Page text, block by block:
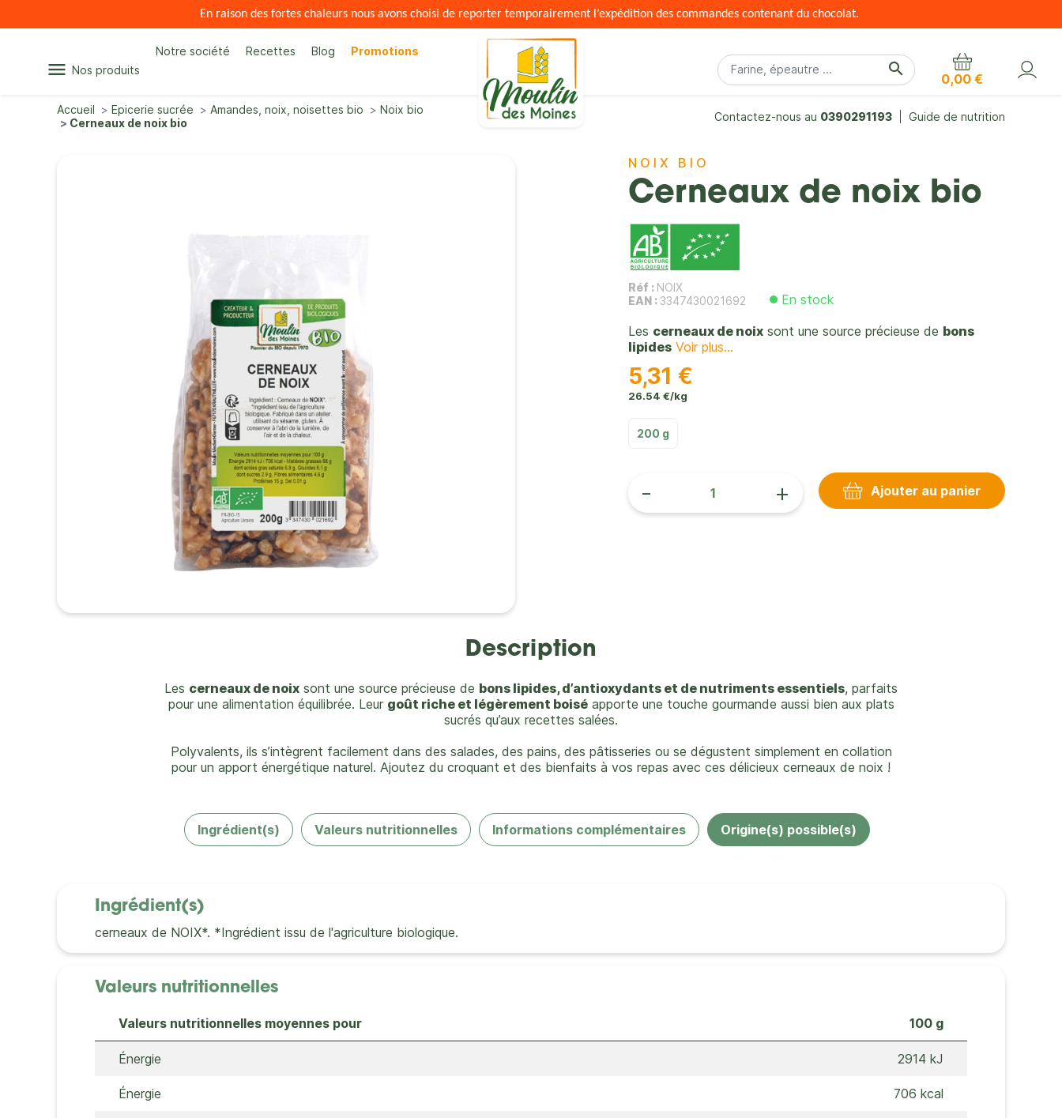
En raison des fortes chaleurs nous avons choisi de reporter temporairement l’expédition des commandes contenant du chocolat.
menu Nos produits
Notre société Recettes Blog Promotions
search
0,00 €
Accueil Epicerie sucrée Amandes, noix, noisettes bio
Noix bio
Cerneaux de noix bio
Contactez-nous au 0390291193 Guide de nutrition
NOIX BIO
Cerneaux de noix bio
Réf : NOIX
EAN : 3347430021692
En stock
Les cerneaux de noix sont une source précieuse de bons
lipides Voir plus...
5,31 €
26.54 €/kg
200 g
- + Ajouter au panier
Description
Les cerneaux de noix sont une source précieuse de bons lipides, d’antioxydants et de nutriments essentiels, parfaits
pour une alimentation équilibrée. Leur goût riche et légèrement boiséapporte une touche gourmande aussi bien aux plats
sucrés qu’aux recettes salées.
Polyvalents, ils s’intègrent facilement dans des salades, des pains, des pâtisseries ou se dégustent simplement en collation
pour un apport énergétique naturel. Ajoutez du croquant et des bienfaits à vos repas avec ces délicieux cerneaux de noix !
Ingrédient(s) Valeurs nutritionnelles Informations complémentaires Origine(s) possible(s)
Ingrédient(s)
cerneaux de NOIX*. *Ingrédient issu de l'agriculture biologique.
Valeurs nutritionnelles
Valeurs nutritionnelles moyennes pour 100 g
Énergie 2914 kJ
Énergie 706 kcal